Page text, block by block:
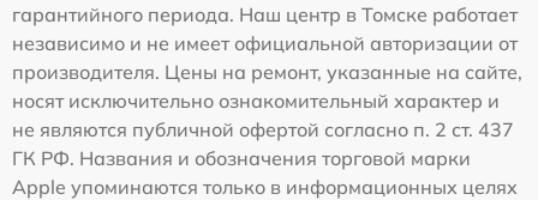
гарантийного периода. Наш центр в Томске работает
независимо и не имеет официальной авторизации от
производителя. Цены на ремонт, указанные на сайте,
носят исключительно ознакомительный характер и
не являются публичной офертой согласно п. 2 ст. 437
ГК РФ. Названия и обозначения торговой марки
Apple упоминаются только в информационных целях